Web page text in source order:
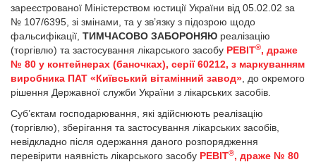
зареєстрованої Міністерством юстиції України від 05.02.02 за
№ 107/6395, зі змінами, та у зв’язку з підозрою щодо
фальсифікації, ТИМЧАСОВО ЗАБОРОНЯЮ реалізацію
(торгівлю) та застосування лікарського засобу РЕВІТ®, драже
№ 80 у контейнерах (баночках), серії 60212, з маркуванням
виробника ПАТ «Київський вітамінний завод» , до окремого
рішення Державної служби України з лікарських засобів.
Суб’єктам господарювання, які здійснюють реалізацію
(торгівлю), зберігання та застосування лікарських засобів,
невідкладно після одержання даного розпорядження
перевірити наявність лікарського засобу РЕВІТ®, драже № 80